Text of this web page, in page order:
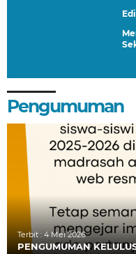
Pengumuman
Terbit : 4 Mei 2026
PENGUMUMAN